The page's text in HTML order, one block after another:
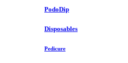
PodoDip
Disposables
Pedicure